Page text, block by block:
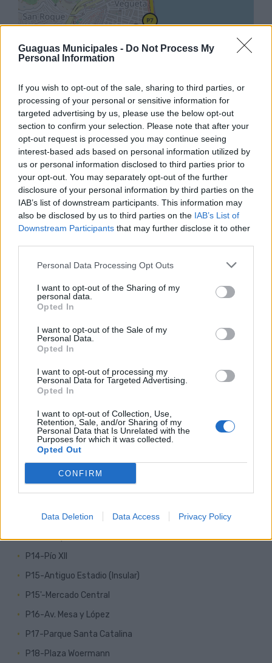
Guaguas Municipales - Do Not Process My
Personal Information
If you wish to opt-out of the sale, sharing to third parties, or
processing of your personal or sensitive information for
targeted advertising by us, please use the below opt-out
section to confirm your selection. Please note that after your
opt-out request is processed you may continue seeing
interest-based ads based on personal information utilized by
us or personal information disclosed to third parties prior to
your opt-out. You may separately opt-out of the further
disclosure of your personal information by third parties on the
IAB’s list of downstream participants. This information may
also be disclosed by us to third parties on the IAB’s List of
Downstream Participants that may further disclose it to other
Personal Data Processing Opt Outs
I want to opt-out of the Sharing of my
personal data.
Opted In
I want to opt-out of the Sale of my
Personal Data.
Opted In
I want to opt-out of processing my
Personal Data for Targeted Advertising.
Opted In
I want to opt-out of Collection, Use,
Retention, Sale, and/or Sharing of my
Personal Data that Is Unrelated with the
Purposes for which it was collected.
Opted Out
CONFIRM
Data Deletion Data Access Privacy Policy
+
©OpenStreetMap contributors.
P1-Hoya de la plata
P3-Zárate
P5-Vega de San José
P7-Plaza de Santa Isabel
P8-Teatro
P10-Usos Múltiples
P12-Gobierno de Canarias
P13-Parque Doramas
P14-Pío XII
P15-Antiguo Estadio (Insular)
P15'-Mercado Central
P16-Av. Mesa y López
P17-Parque Santa Catalina
P18-Plaza Woermann